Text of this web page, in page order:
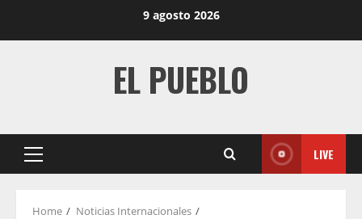
9 agosto 2026
EL PUEBLO
Primary
LIVE
Home
Noticias Internacionales